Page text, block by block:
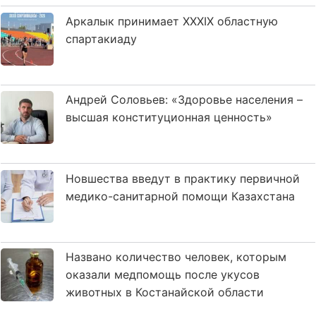
Аркалык принимает XXXIX областную
спартакиаду
Андрей Соловьев: «Здоровье населения –
высшая конституционная ценность»
Новшества введут в практику первичной
медико-санитарной помощи Казахстана
Названо количество человек, которым
оказали медпомощь после укусов
животных в Костанайской области